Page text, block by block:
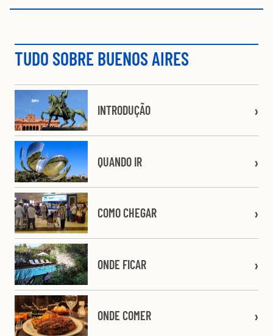
TUDO SOBRE BUENOS AIRES
INTRODUÇÃO
QUANDO IR
COMO CHEGAR
ONDE FICAR
ONDE COMER